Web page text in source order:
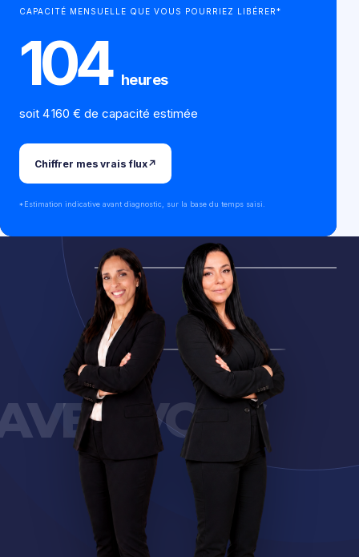
CAPACITÉ MENSUELLE QUE VOUS POURRIEZ LIBÉRER*
104 heures
soit 4 160 € de capacité estimée
Chiffrer mes vrais flux↗
*Estimation indicative avant diagnostic, sur la base du temps saisi.
VOUS